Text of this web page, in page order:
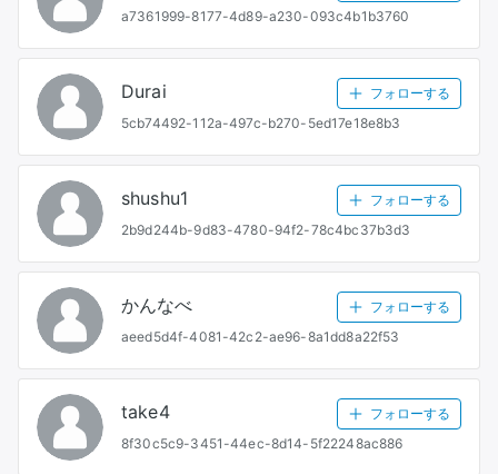
a7361999-8177-4d89-a230-093c4b1b3760
Durai
フォローする
5cb74492-112a-497c-b270-5ed17e18e8b3
shushu1
フォローする
2b9d244b-9d83-4780-94f2-78c4bc37b3d3
かんなべ
フォローする
aeed5d4f-4081-42c2-ae96-8a1dd8a22f53
take4
フォローする
8f30c5c9-3451-44ec-8d14-5f22248ac886